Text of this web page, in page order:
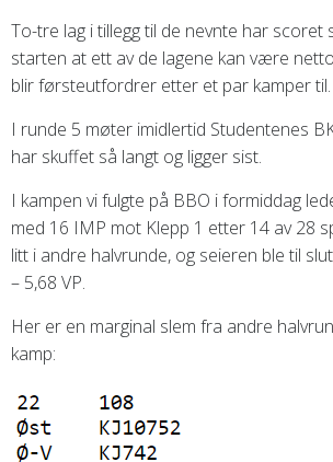
To-tre lag i tillegg til de nevnte har scoret
starten at ett av de lagene kan være
blir førsteutfordrer etter et par kamper til.
I runde 5 møter imidlertid Studentenes
har skuffet så langt og ligger sist.
I kampen vi fulgte på BBO i formiddag
med 16 IMP mot Klepp 1 etter 14 av 28
litt i andre halvrunde, og seieren ble til
– 5,68 VP.
Her er en marginal slem fra andre
kamp: